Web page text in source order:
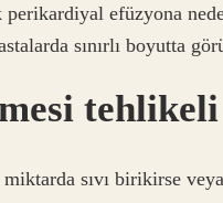
efüzyona
sınırlı boyutta
sıvı birikirse